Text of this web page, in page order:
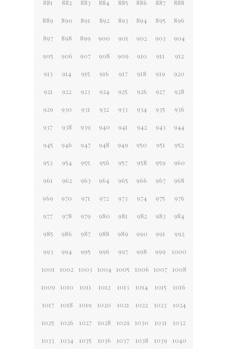
881 882 883 884 885 886 887 888
889 890 891 892 893 894 895 896
897 898 899 900 901 902 903 904
905 906 907 908 909 910 911 912
913 914 915 916 917 918 919 920
921 922 923 924 925 926 927 928
929 930 931 932 933 934 935 936
937 938 939 940 941 942 943 944
945 946 947 948 949 950 951 952
953 954 955 956 957 958 959 960
961 962 963 964 965 966 967 968
969 970 971 972 973 974 975 976
977 978 979 980 981 982 983 984
985 986 987 988 989 990 991 992
993 994 995 996 997 998 999 1000
1001 1002 1003 1004 1005 1006 1007 1008
1009 1010 1011 1012 1013 1014 1015 1016
1017 1018 1019 1020 1021 1022 1023 1024
1025 1026 1027 1028 1029 1030 1031 1032
1033 1034 1035 1036 1037 1038 1039 1040